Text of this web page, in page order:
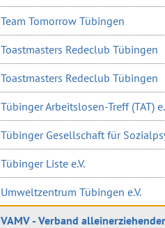
Team Tomorrow Tübingen
Toastmasters Redeclub Tübingen
Toastmasters Redeclub Tübingen
Tübinger Arbeitslosen-Treff (TAT) e.
Tübinger Gesellschaft für
Tübinger Liste e.V.
Umweltzentrum Tübingen e.V.
VAMV - Verband